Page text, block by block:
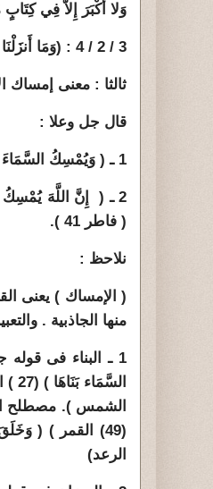
وَلا أَكْبَرَ إِلاَّ فِي كِتَابٍ
3 / 2 / 4 : (وَمَا أَنزَلْنَا عَلَى قَوْمِهِ مِن بَعْدِهِ مِنْ جُندٍ مِّنَ السَّمَاءِ وَمَا كُنَّا مُنزِلِينَ ) ( يس 28 ).
ثالثا : معنى إمساك
قال جل وعلا :
1 ـ ( وَيُمْسِكُ السَّمَاءَ أَنْ تَقَعَ عَلَى الأَرْضِ إِلاَّ بِإِذْنِهِ ) (65) الحج )
2 ـ ( إِنَّ اللَّهَ
( فاطر 41 ).
نلاحظ :
( الإمساك ) يعنى
منها الجاذبية .
الشمس ). مصطلح
الرعد)